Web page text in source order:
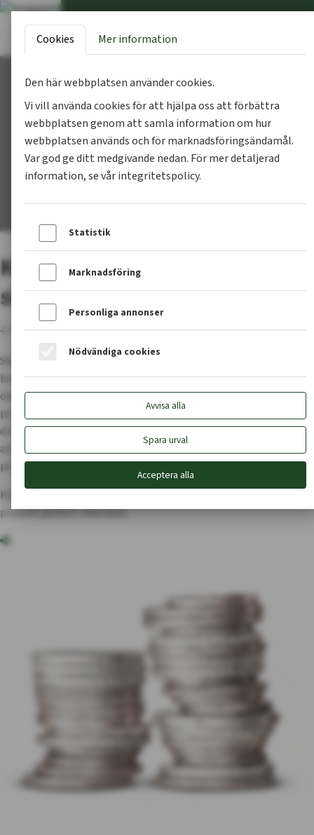
Cookies Mer information
Den här webbplatsen använder cookies.
Vi vill använda cookies för att hjälpa oss att förbättra
webbplatsen genom att samla information om hur
webbplatsen används och för marknadsföringsändamål.
Var god ge ditt medgivande nedan. För mer detaljerad
information, se vår integritetspolicy.
Statistik
Marknadsföring
Personliga annonser
Nödvändiga cookies
Avvisa alla
Spara urval
Acceptera alla
Kostnaden för ­drivning och ­
skogsvård ökar
4 december2024
Skogforsks ­skogsbruksindex över intäkter och kostnader för
brukande visar på att kostnaderna för drivning och skogsvård
ökar. 2023 ökade i genomsnitt intäkten för virke vid väg med 12
procent jämfört med året innan. I medeltal ökade i sin tur
drivningskostnaden med 14 ­procent på egen skog. En av
anledningarna är att ­andelen ­gallring ökat från 23,4 till 25,4
procent av den avverkade volymen.
Kostnaden för skogsvård ökade enligt Skogforsk med 13,3
procent jämfört med 2022.